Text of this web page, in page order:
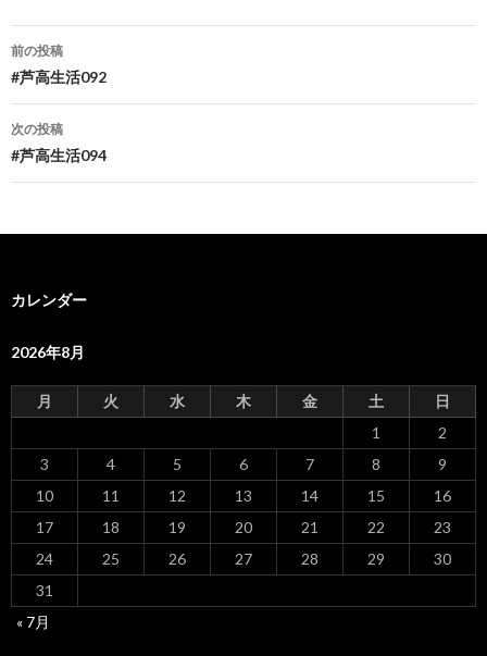
投
稿
ナ
ビ
ゲ
ー
ョ
ン
前の投稿
#芦高生活092
次の投稿
#芦高生活094
カレンダー
2026年8月
月 火 水 木 金 土
日
1
2
3
4 5 6 7 8
9
10
11 12 13 14 15
16
17
18 19 20 21 22
23
24
25 26 27 28 29
30
31
« 7月